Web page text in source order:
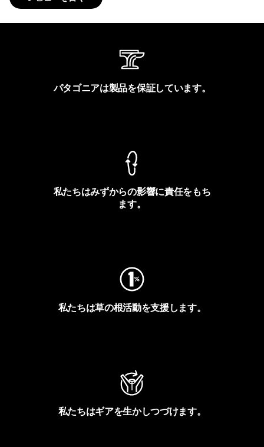
パタゴニアは製品を保証しています。
私たちはみずからの影響に責任をもち
ます。
私たちは草の根活動を支援します。
私たちはギアを生かしつづけます。